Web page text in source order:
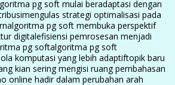
pg soft mulai beradaptasi dengan
mengulas strategi optimalisasi pada
algoritma pg soft membuka perspektif
digitalefisiensi pemrosesan menjadi
pg softalgoritma pg soft
komputasi yang lebih adaptiftopik baru
kian sering mengisi ruang pembahasan
online hadir dalam perubahan arah